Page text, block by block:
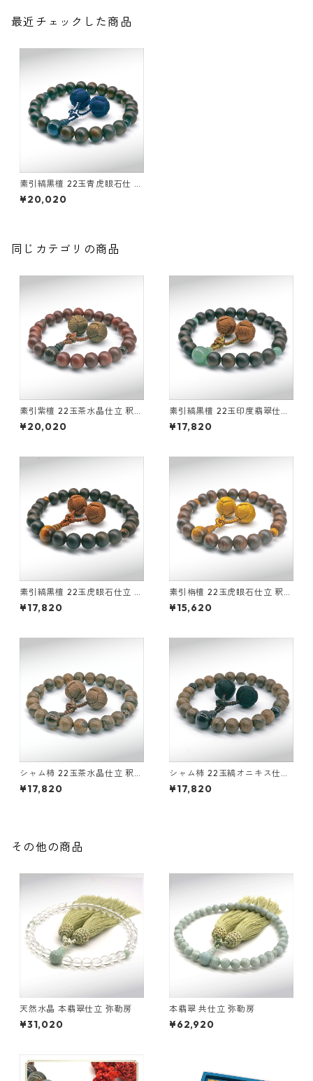
最近チェックした商品
素引縞黒檀 22玉青虎眼石仕 立
釈迦凡天
¥20,020
同じカテゴリの商品
素引紫檀 22玉茶水晶仕立 釈迦
凡天
¥20,020
素引縞黒檀 22玉印度翡翠仕立
釈迦凡天
¥17,820
素引縞黒檀 22玉虎眼石仕立 釈
迦凡天
¥17,820
素引栴檀 22玉虎眼石仕立 釈迦
凡天
¥15,620
シャム柿 22玉茶水晶仕立 釈迦
凡天
¥17,820
シャム柿 22玉縞オニキス仕立
釈迦凡天
¥17,820
その他の商品
天然水晶 本翡翠仕立 弥勒房
¥31,020
本翡翠 共仕立 弥勒房
¥62,920